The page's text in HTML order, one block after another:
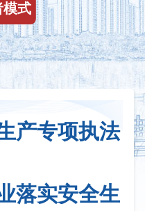
模式
产专项执法
落实安全生